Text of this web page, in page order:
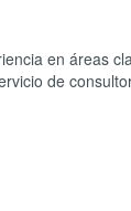
en áreas
de